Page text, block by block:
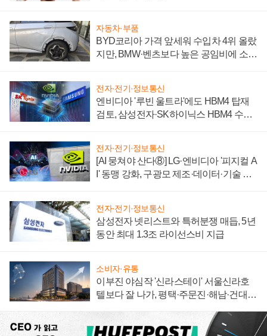
자동차·부품
BYD코리아 가격 앞세워 수입차 4위 올랐
지만, BMW·벤츠보다 높은 공임비에 소비
전자·전기·정보통신
엔비디아 '루빈 울트라'에도 HBM4 탑재
검토, 삼성전자·SK하이닉스 HBM4 수율
전자·전기·정보통신
[AI 뭉쳐야 산다⑧] LG·엔비디아 '피지컬 A
I' 동맹 강화, 구광모 제조·데이터·기술 결
전자·전기·정보통신
삼성전자 넷리스트와 특허분쟁 매듭, 5년
동안 최대 1.3조 라이선스비 지급
소비자·유통
이부진 야심작 '신라스테이' 서울신라호
텔보다 잘 나가, 평택·주문진·해남·건대로